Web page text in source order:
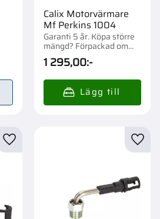
Calix Motorvärmare
Mf Perkins 1004
Garanti 5 år. Köpa större
mängd? Förpackad om
1/10 st.
1 295,00:-
Lägg till i favoriter